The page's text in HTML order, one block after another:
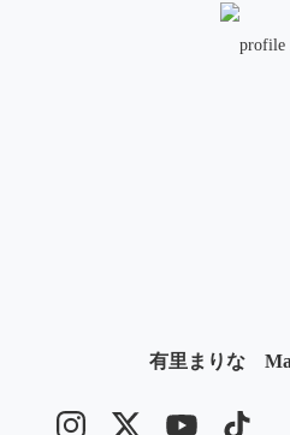
有里まりな